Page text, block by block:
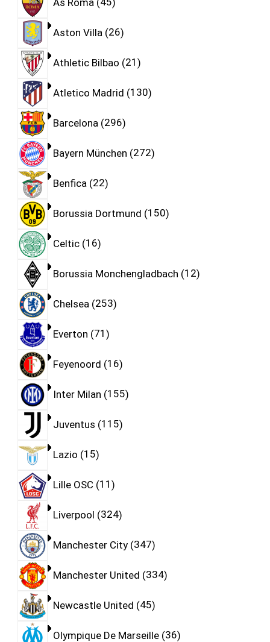
Aston Villa 26
Athletic Bilbao 21
Atletico Madrid 130
Barcelona 296
Bayern München 272
Benfica 22
Borussia Dortmund 150
Celtic 16
Borussia Monchengladbach 12
Chelsea 253
Everton 71
Feyenoord 16
Inter Milan 155
Juventus 115
Lazio 15
Lille OSC 11
Liverpool 324
Manchester City 347
Manchester United 334
Newcastle United 45
Olympique De Marseille 36